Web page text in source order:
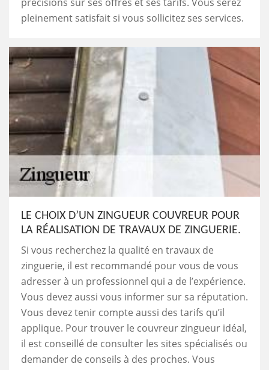
pleinement satisfait si vous sollicitez ses services.
LE CHOIX D’UN ZINGUEUR COUVREUR POUR
LA RÉALISATION DE TRAVAUX DE ZINGUERIE.
Si vous recherchez la qualité en travaux de
zinguerie, il est recommandé pour vous de vous
adresser à un professionnel qui a de l’expérience.
Vous devez aussi vous informer sur sa réputation.
Vous devez tenir compte aussi des tarifs qu’il
applique. Pour trouver le couvreur zingueur idéal,
il est conseillé de consulter les sites spécialisés ou
demander de conseils à des proches. Vous